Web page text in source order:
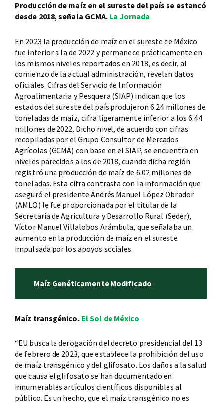
Producción de maíz en el sureste del país se estancó
desde 2018, señala GCMA. La Jornada
En 2023 la producción de maíz en el sureste de México
fue inferior a la de 2022 y permanece prácticamente en
los mismos niveles reportados en 2018, es decir, al
comienzo de la actual administración, revelan datos
oficiales. Cifras del Servicio de Información
Agroalimentaria y Pesquera (SIAP) indican que los
estados del sureste del país produjeron 6.24 millones de
toneladas de maíz, cifra ligeramente inferior a los 6.44
millones de 2022. Dicho nivel, de acuerdo con cifras
recopiladas por el Grupo Consultor de Mercados
Agrícolas (GCMA) con base en el SIAP, se encuentra en
niveles parecidos a los de 2018, cuando dicha región
registró una producción de maíz de 6.02 millones de
toneladas. Esta cifra contrasta con la información que
aseguró el presidente Andrés Manuel López Obrador
(AMLO) le fue proporcionada por el titular de la
Secretaría de Agricultura y Desarrollo Rural (Seder),
Víctor Manuel Villalobos Arámbula, que señalaba un
aumento en la producción de maíz en el sureste
impulsada por los apoyos sociales.
Maíz Genéticamente Modificado
Maíz transgénico. El Sol de México
“EU busca la derogación del decreto presidencial del 13
de febrero de 2023, que establece la prohibición del uso
de maíz transgénico y del glifosato. Los daños a la salud
que causa el glifosato se han documentado en
innumerables artículos científicos disponibles al
público. Es un hecho, que el maíz transgénico no es